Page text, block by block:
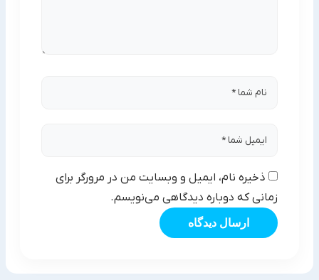
ذخیره نام، ایمیل و وبسایت من در مرورگر برای
زمانی که دوباره دیدگاهی می‌نویسم.
ارسال دیدگاه